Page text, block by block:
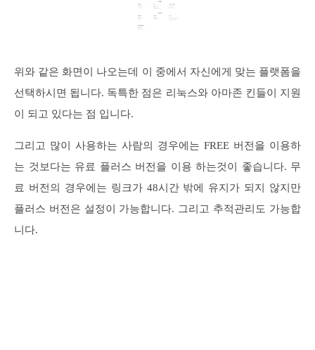
위와 같은 화면이 나오는데 이 중에서 자신에게 맞는 플랫폼을
선택하시면 됩니다. 독특한 점은 리눅스와 아마존 킨들이 지원
이 되고 있다는 점 입니다.
그리고 많이 사용하는 사람의 경우에는 FREE 버전을 이용하
는 것보다는 유료 플러스 버전을 이용 하는것이 좋습니다. 무
료 버전의 경우에는 링크가 48시간 밖에 유지가 되지 않지만
플러스 버전은 설정이 가능합니다. 그리고 추적관리도 가능합
니다.